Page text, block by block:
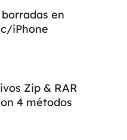
en
iPhone
Zip & RAR
4 métodos